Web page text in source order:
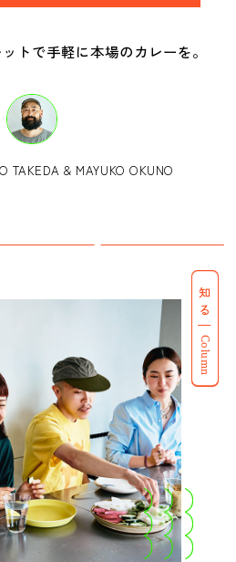
トで手軽に本場のカレーを。
TAKEDA & MAYUKO OKUNO
知る
Column
雑貨・ホビー